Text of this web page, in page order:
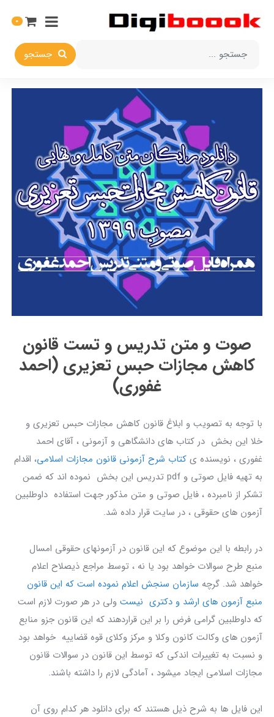
جستجو
0
صوت و متن تدریس و تست قانون
کاهش مجازات حبس تعزیری (احمد
غفوری)
با توجه به تصویب و ابلاغ قانون کاهش مجازات حبس تعزیری و
خلا این بخش در کتاب های دانشگاهی و آزمونی ، آقای احمد
غفوری ، نویسنده ی کتاب شرح آزمونی قانون مجازات اسلامی، اقدام
به تهیه فایل صوتی و pdf تدریس این بخش نموده اند که ضمن
تشکر از نامبرده ، فایل صوتی و متن مذکور جهت استفاده داوطلبین
آزمون های حقوقی ، در سایت قرار داده شد.
در رابطه با این موضوع که این قانون در آزمونهای حقوقی امسال
منبع طرح سوالات خواهد بود یا نه ، توسط مراجع ذیصلاح اعلام
خواهد شد. گرچه سازمان سنجش اعلام نموده است که این قانون
منبع آزمون های ارشد و دکتری نیست ولی در هر صورت لازم است
که داوطلبین گرامی فرض را بر این قراردهند که این قانون جزو منابع
آزمون های وکالت کانون وکلا و مرکز وکلای قوه قضاییه خواهد بود
و نسبت به تغییرات اندکی که توسط این قانون در سوالات قانون
مجازات اسلامی ایجاد میشود ، آمادگی لازم را داشته باشند.
این فایل ها به شرح ذیل هستند که برای دانلود هر کدام روی آن